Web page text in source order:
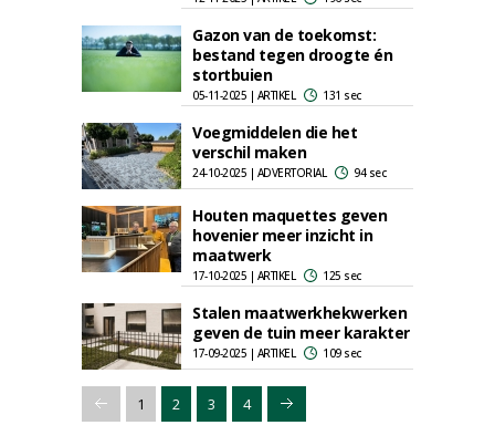
Gazon van de toekomst:
bestand tegen droogte én
stortbuien
05-11-2025 | ARTIKEL 131 sec
Voegmiddelen die het
verschil maken
24-10-2025 | ADVERTORIAL 94 sec
Houten maquettes geven
hovenier meer inzicht in
maatwerk
17-10-2025 | ARTIKEL 125 sec
Stalen maatwerkhekwerken
geven de tuin meer karakter
17-09-2025 | ARTIKEL 109 sec
1 2 3 4